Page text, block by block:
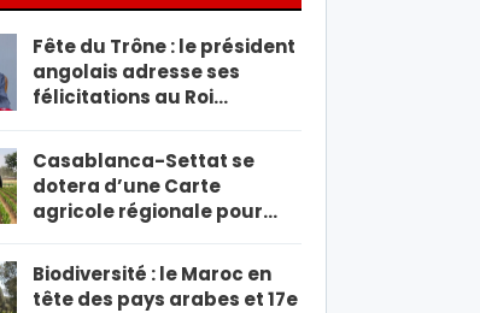
Fête du Trône : le président
angolais adresse ses
félicitations au Roi…
Casablanca-Settat se
dotera d’une Carte
agricole régionale pour…
Biodiversité : le Maroc en
tête des pays arabes et 17e